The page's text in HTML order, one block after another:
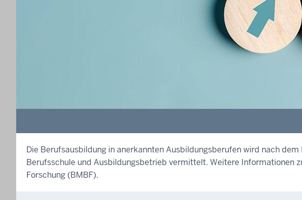
Die Berufsausbildung in anerkannten Ausbildungsberufen wird nach
Berufsschule und Ausbildungsbetrieb vermittelt. Weitere Informationen
Forschung (BMBF).